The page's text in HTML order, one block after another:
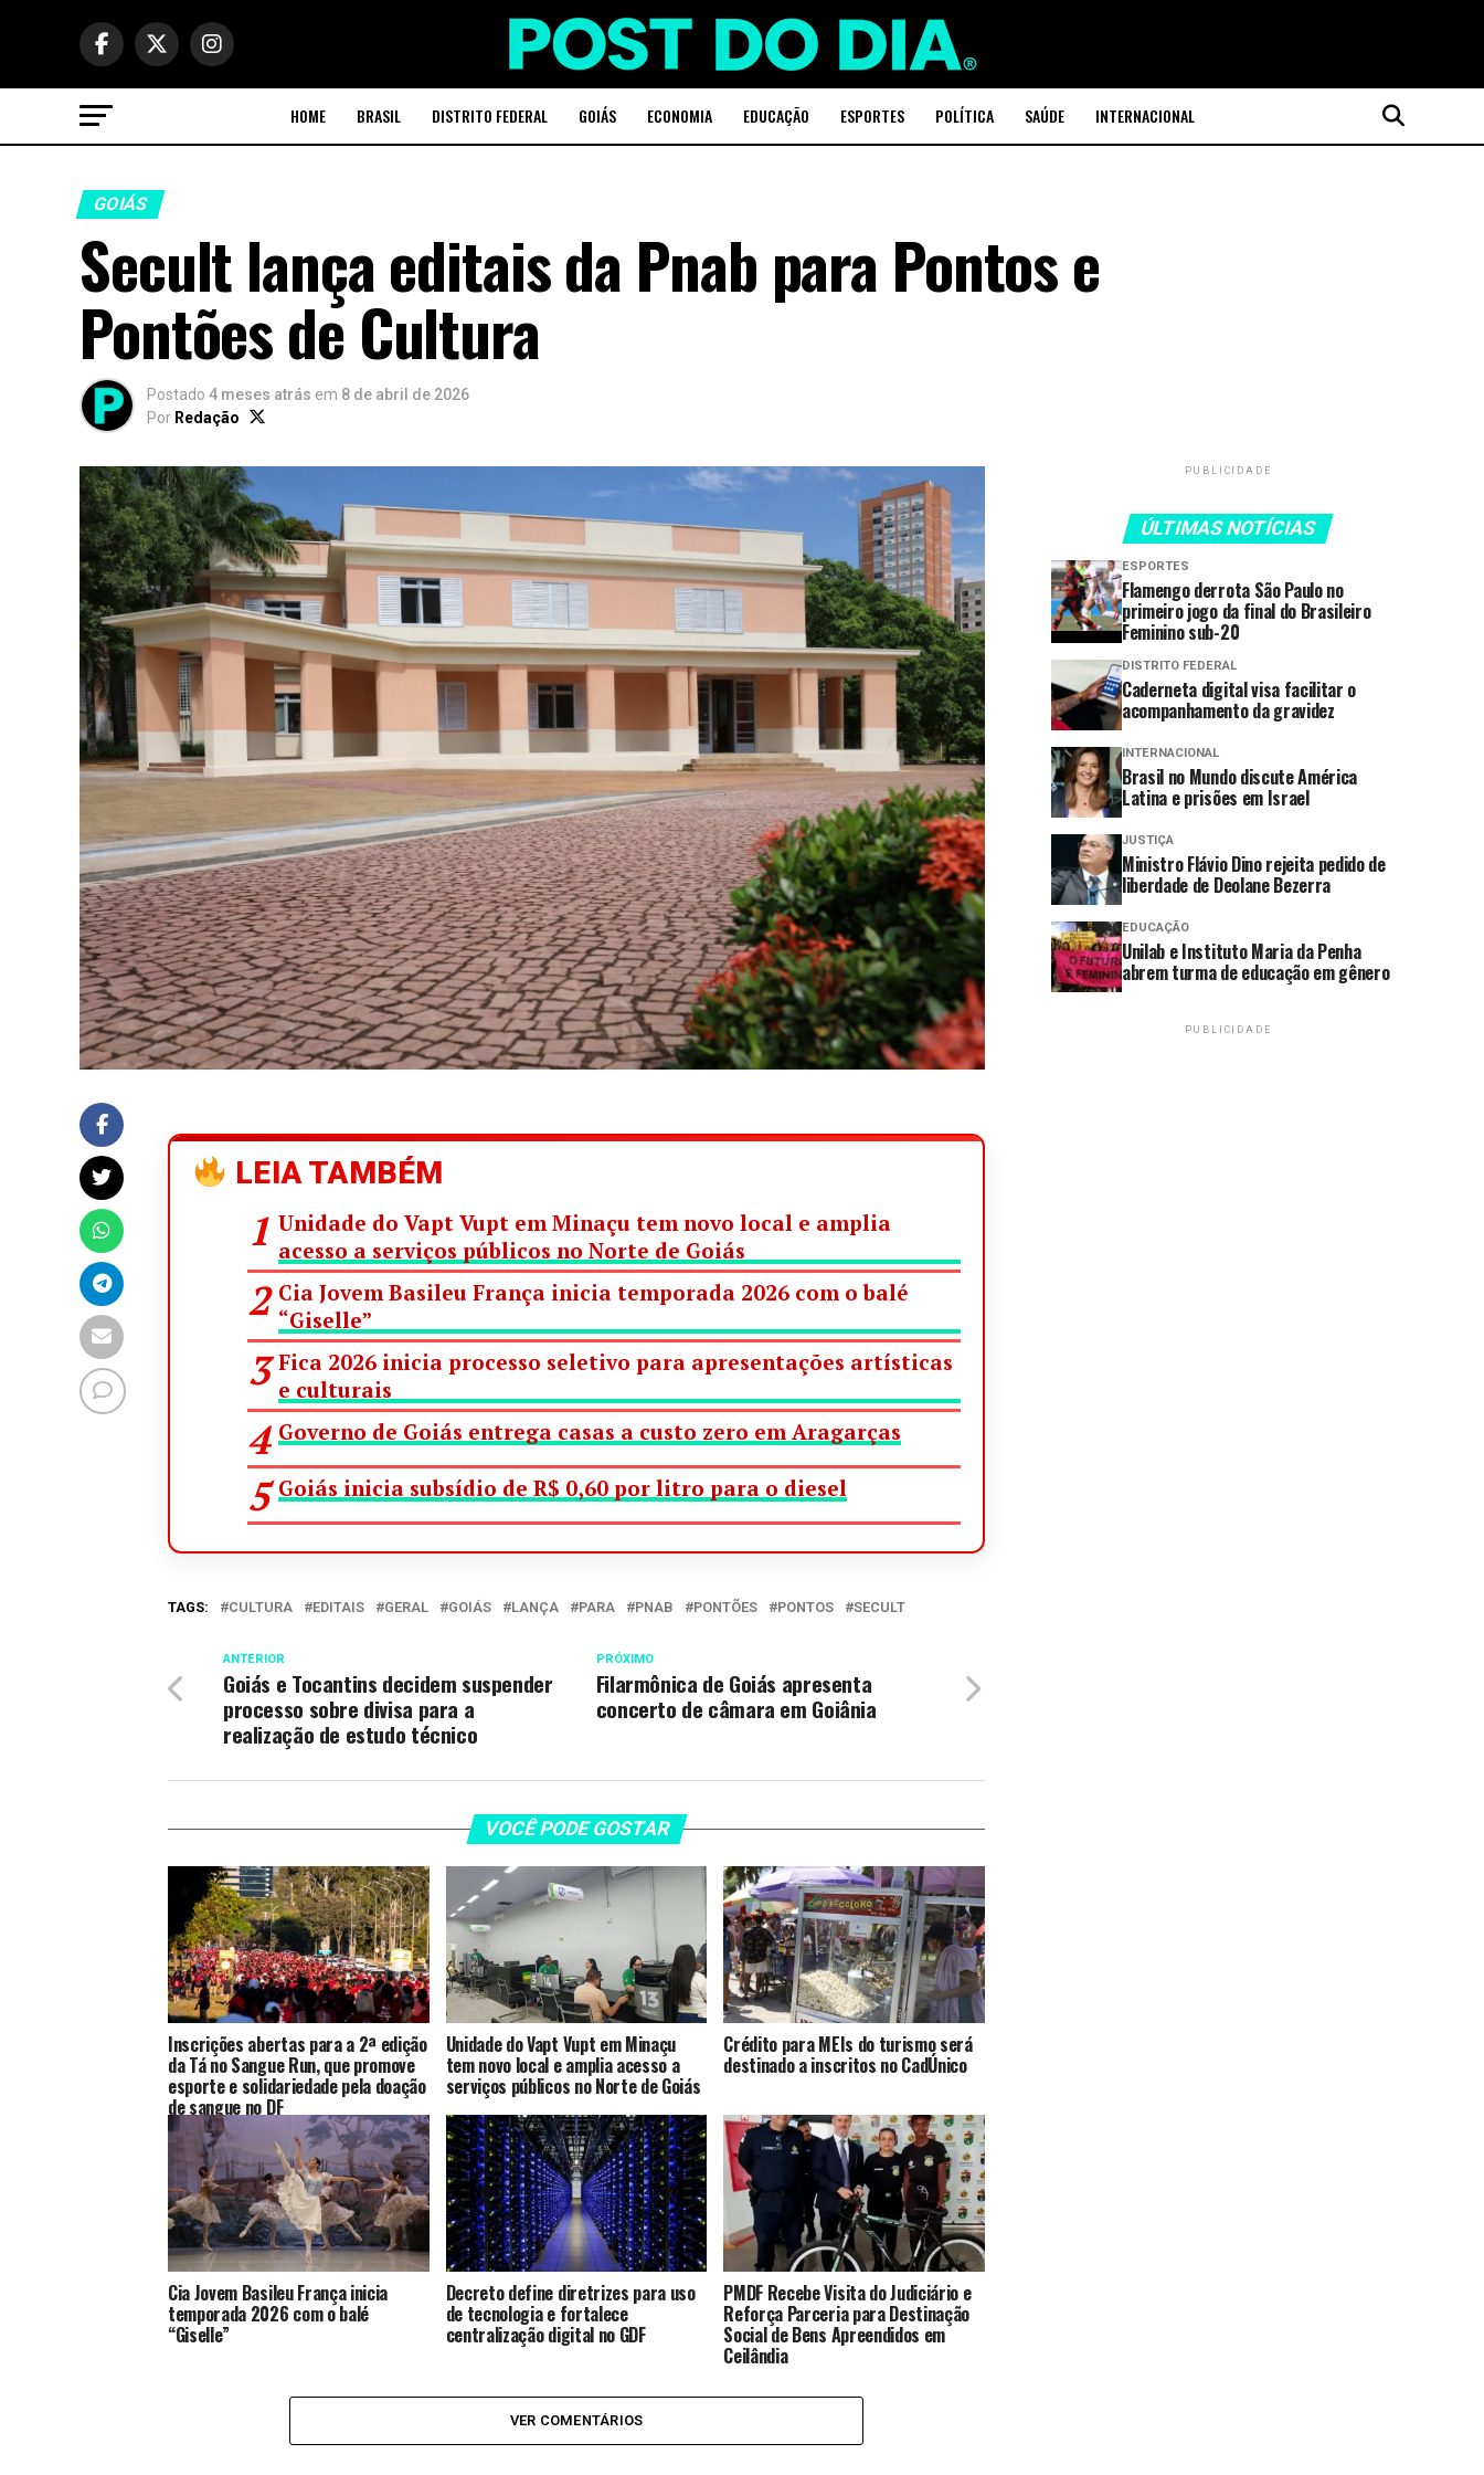
HOME BRASIL DISTRITO FEDERAL GOIÁS ECONOMIA EDUCAÇÃO ESPORTES POLÍTICA SAÚDE INTERNACIONAL
GOIÁS
Secult lança editais da Pnab para Pontos e
Pontões de Cultura
Postado 4 meses atrás em 8 de abril de 2026
Por Redação
LEIA TAMBÉM
Unidade do Vapt Vupt em Minaçu tem novo local e amplia
acesso a serviços públicos no Norte de Goiás
Cia Jovem Basileu França inicia temporada 2026 com o balé
“Giselle”
Fica 2026 inicia processo seletivo para apresentações artísticas
e culturais
Governo de Goiás entrega casas a custo zero em Aragarças
Goiás inicia subsídio de R$ 0,60 por litro para o diesel
TAGS: CULTURA EDITAIS GERAL GOIÁS LANÇA PARA PNAB PONTÕES PONTOS SECULT
PRÓXIMO
Filarmônica de Goiás apresenta
concerto de câmara em Goiânia
ANTERIOR
Goiás e Tocantins decidem suspender
processo sobre divisa para a
realização de estudo técnico
VOCÊ PODE GOSTAR
Inscrições abertas para a 2ª edição
da Tá no Sangue Run, que promove
esporte e solidariedade pela doação
de sangue no DF
Unidade do Vapt Vupt em Minaçu
tem novo local e amplia acesso a
serviços públicos no Norte de Goiás
Crédito para MEIs do turismo será
destinado a inscritos no CadÚnico
Cia Jovem Basileu França inicia
temporada 2026 com o balé
“Giselle”
Decreto define diretrizes para uso
de tecnologia e fortalece
centralização digital no GDF
PMDF Recebe Visita do Judiciário e
Reforça Parceria para Destinação
Social de Bens Apreendidos em
Ceilândia
VER COMENTÁRIOS
PUBLICIDADE
ÚLTIMAS NOTÍCIAS
ESPORTES
Flamengo derrota São Paulo no
primeiro jogo da final do Brasileiro
Feminino sub-20
DISTRITO FEDERAL
Caderneta digital visa facilitar o
acompanhamento da gravidez
INTERNACIONAL
Brasil no Mundo discute América
Latina e prisões em Israel
JUSTIÇA
Ministro Flávio Dino rejeita pedido de
liberdade de Deolane Bezerra
EDUCAÇÃO
Unilab e Instituto Maria da Penha
abrem turma de educação em gênero
PUBLICIDADE